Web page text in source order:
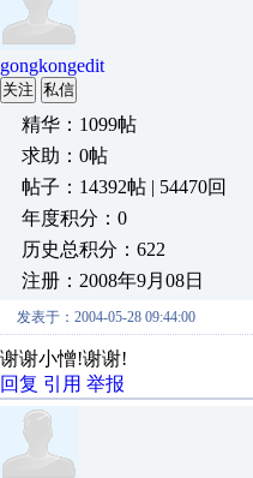
gongkongedit
关注 私信
精华：1099帖
求助：0帖
帖子：14392帖 | 54470回
年度积分：0
历史总积分：622
注册：2008年9月08日
发表于：2004-05-28 09:44:00
谢谢小憎!谢谢!
回复 引用 举报